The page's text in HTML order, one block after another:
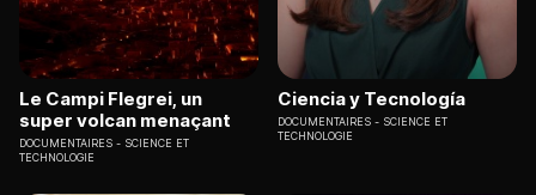
Le Campi Flegrei, un
super volcan menaçant
DOCUMENTAIRES
SCIENCE ET
TECHNOLOGIE
Ciencia y Tecnología
DOCUMENTAIRES
SCIENCE ET
TECHNOLOGIE